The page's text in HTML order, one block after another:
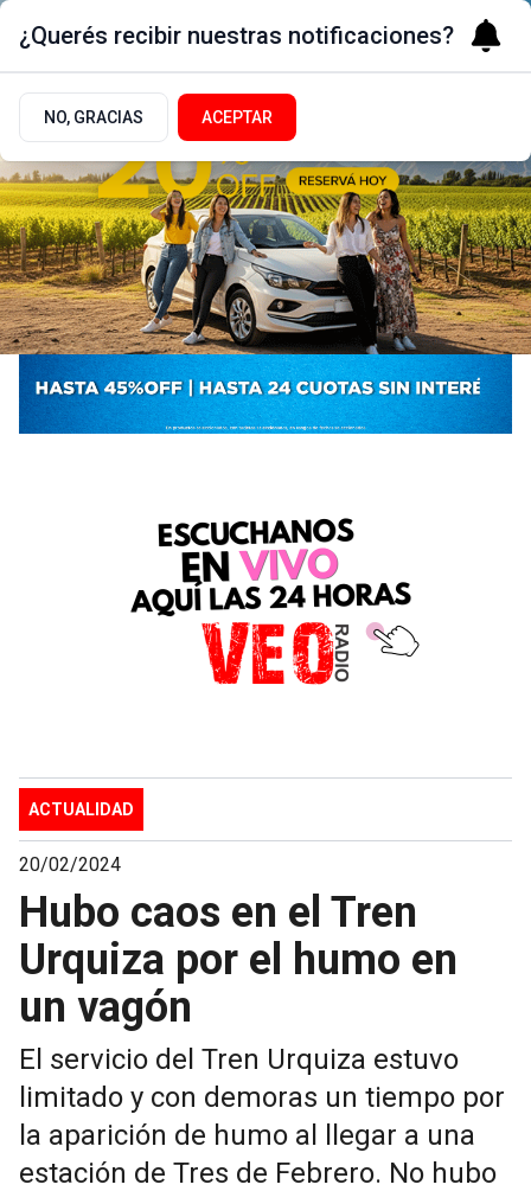
ACTUALIDAD
20/02/2024
Hubo caos en el Tren
Urquiza por el humo en
un vagón
El servicio del Tren Urquiza estuvo
limitado y con demoras un tiempo por
la aparición de humo al llegar a una
estación de Tres de Febrero. No hubo
¿Querés recibir nuestras notificaciones?
NO, GRACIAS ACEPTAR